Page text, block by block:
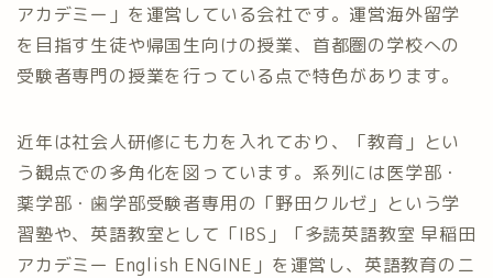
アカデミー」を運営している会社です。運営海外留学
を目指す生徒や帰国生向けの授業、首都圏の学校への
受験者専門の授業を行っている点で特色があります。
近年は社会人研修にも力を入れており、「教育」とい
う観点での多角化を図っています。系列には医学部・
薬学部・歯学部受験者専用の「野田クルゼ」という学
習塾や、英語教室として「IBS」「多読英語教室 早稲田
アカデミー English ENGINE」を運営し、英語教育のニ